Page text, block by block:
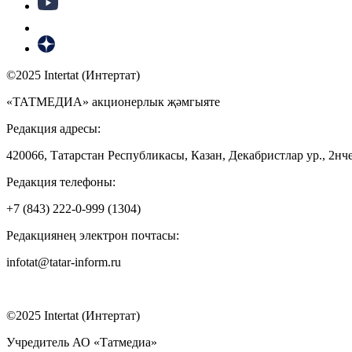
©2025 Intertat (Интертат)
«ТАТМЕДИА» акционерлык җәмгыяте
Редакция адресы:
420066, Татарстан Республикасы, Казан, Декабристлар ур.,
Редакция телефоны:
+7 (843) 222-0-999 (1304)
Редакциянең электрон почтасы:
infotat@tatar-inform.ru
©2025 Intertat (Интертат)
Учредитель АО «Татмедиа»